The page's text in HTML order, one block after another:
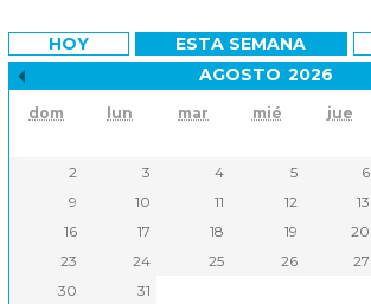
Planeamiento
Interior
Producción
HOY ESTA SEMANA
AGOSTO 2026
dom lun mar mié jue
2
3 4 5 6
9
10 11 12 13
16
17 18 19 20
23
24 25 26 27
30
31